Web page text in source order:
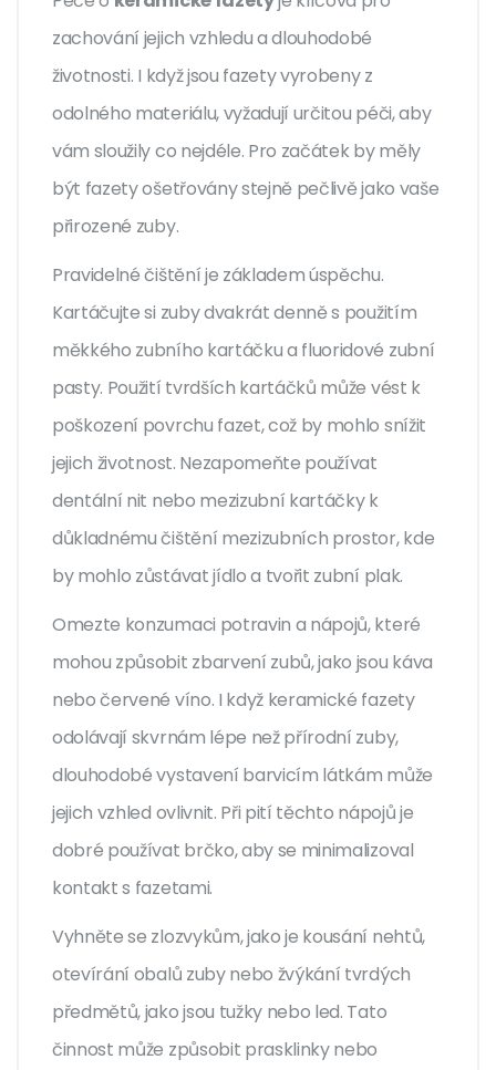
zachování jejich vzhledu a dlouhodobé
životnosti. I když jsou fazety vyrobeny z
odolného materiálu, vyžadují určitou péči, aby
vám sloužily co nejdéle. Pro začátek by měly
být fazety ošetřovány stejně pečlivě jako vaše
přirozené zuby.
Pravidelné čištění je základem úspěchu.
Kartáčujte si zuby dvakrát denně s použitím
měkkého zubního kartáčku a fluoridové zubní
pasty. Použití tvrdších kartáčků může vést k
poškození povrchu fazet, což by mohlo snížit
jejich životnost. Nezapomeňte používat
dentální nit nebo mezizubní kartáčky k
důkladnému čištění mezizubních prostor, kde
by mohlo zůstávat jídlo a tvořit zubní plak.
Omezte konzumaci potravin a nápojů, které
mohou způsobit zbarvení zubů, jako jsou káva
nebo červené víno. I když keramické fazety
odolávají skvrnám lépe než přírodní zuby,
dlouhodobé vystavení barvicím látkám může
jejich vzhled ovlivnit. Při pití těchto nápojů je
dobré používat brčko, aby se minimalizoval
kontakt s fazetami.
Vyhněte se zlozvykům, jako je kousání nehtů,
otevírání obalů zuby nebo žvýkání tvrdých
předmětů, jako jsou tužky nebo led. Tato
činnost může způsobit prasklinky nebo